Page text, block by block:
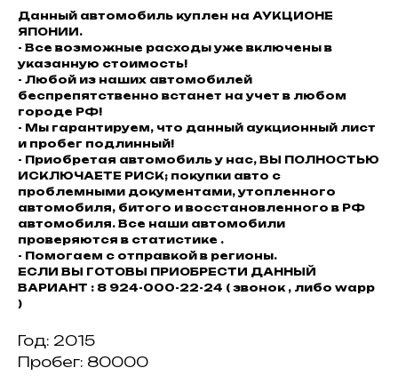
Данный автомобиль куплен на АУКЦИОНЕ
ЯПОНИИ.
- Все возможные расходы уже включены в
указанную стоимость!
- Любой из наших автомобилей
беспрепятственно встанет на учет в любом
городе РФ!
- Мы гарантируем, что данный аукционный лист
и пробег подлинный!
- Приобретая автомобиль у нас, ВЫ ПОЛНОСТЬЮ
ИСКЛЮЧАЕТЕ РИСК; покупки авто с
проблемными документами, утопленного
автомобиля, битого и восстановленного в РФ
автомобиля. Все наши автомобили
проверяются в статистике .
- Помогаем с отправкой в регионы.
ЕСЛИ ВЫ ГОТОВЫ ПРИОБРЕСТИ ДАННЫЙ
ВАРИАНТ : 8 924-000-22-24 ( звонок , либо wapp
)
Год: 2015
Пробег: 80000